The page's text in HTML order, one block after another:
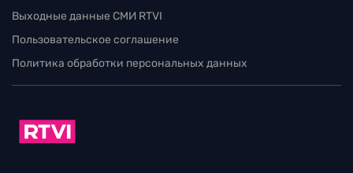
Выходные данные СМИ RTVI
Пользовательское соглашение
Политика обработки персональных данных